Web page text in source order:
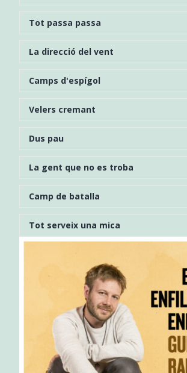
Tot passa passa
La direcció del vent
Camps d'espígol
Velers cremant
Dus pau
La gent que no es troba
Camp de batalla
Tot serveix una mica